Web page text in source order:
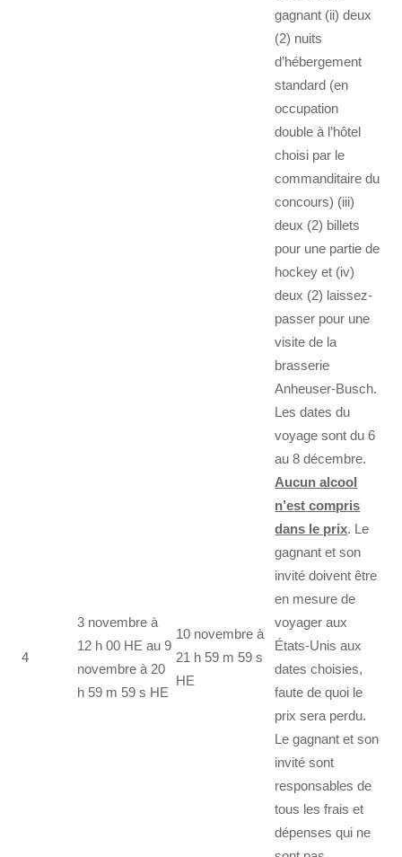
4
3 novembre à
12 h 00 HE au 9
novembre à 20
h 59 m 59 s HE
10 novembre à
21 h 59 m 59 s
HE
gagnant (ii) deux
(2) nuits
d’hébergement
standard (en
occupation
double à l’hôtel
choisi par le
commanditaire du
concours) (iii)
deux (2) billets
pour une partie de
hockey et (iv)
deux (2) laissez-
passer pour une
visite de la
brasserie
Anheuser-Busch.
Les dates du
voyage sont du 6
au 8 décembre.
Aucun alcool
n’est compris
dans le prix. Le
gagnant et son
invité doivent être
en mesure de
voyager aux
États-Unis aux
dates choisies,
faute de quoi le
prix sera perdu.
Le gagnant et son
invité sont
responsables de
tous les frais et
dépenses qui ne